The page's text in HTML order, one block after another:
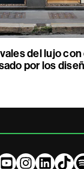
del lujo
por los